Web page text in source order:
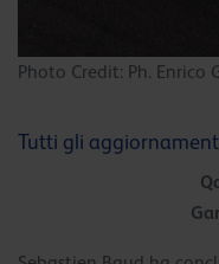
Photo Credit: Ph. Enrico
Tutti gli